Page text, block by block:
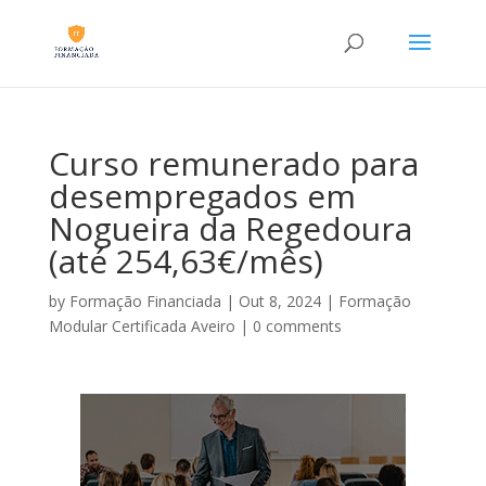
Curso remunerado para
desempregados em
Nogueira da Regedoura
(até 254,63€/mês)
by Formação Financiada | Out 8, 2024| Formação
Modular Certificada Aveiro | 0 comments